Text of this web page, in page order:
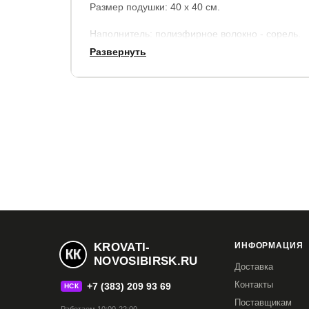
Размер подушки: 40 х 40 см.
Наполнитель: полиэфирное волокно - сорель.
Чехол: несъемный.
Развернуть
KROVATI-
NOVOSIBIRSK.RU
НСК +7 (383) 209 93 69
ИНФОРМАЦИЯ
Доставка
Контакты
Поставщикам